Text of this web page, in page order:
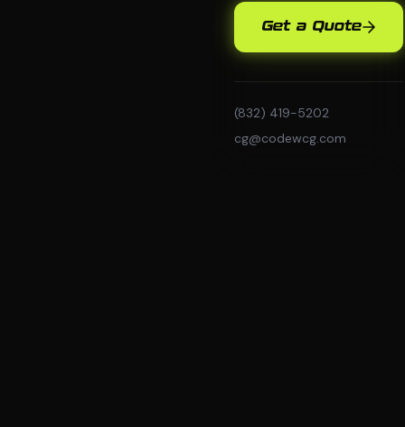
Get a Quote
(832) 419-5202
cg@codewcg.com